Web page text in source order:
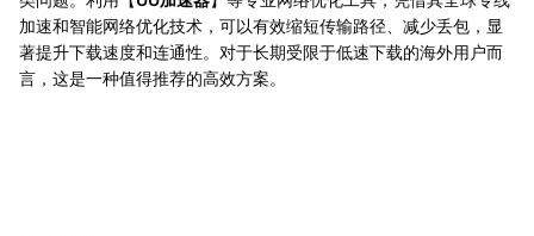
加速和智能网络优化技术，可以有效缩短传输路径、减少丢包，显
著提升下载速度和连通性。对于长期受限于低速下载的海外用户而
言，这是一种值得推荐的高效方案。